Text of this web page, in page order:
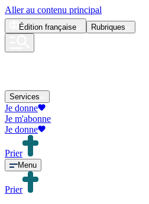
Aller au contenu principal
Édition française Rubriques
Services
Je donne
Je m'abonne
Je donne
Prier
Menu
Prier